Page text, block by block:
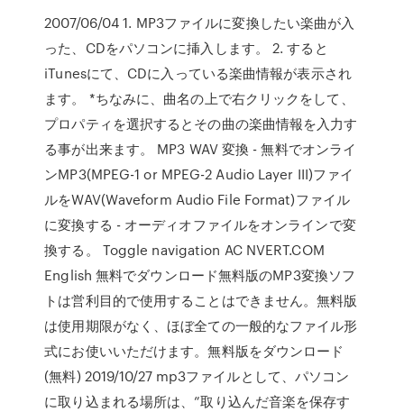
2007/06/04 1. MP3ファイルに変換したい楽曲が入
った、CDをパソコンに挿入します。 2. すると
iTunesにて、CDに入っている楽曲情報が表示され
ます。 *ちなみに、曲名の上で右クリックをして、
プロパティを選択するとその曲の楽曲情報を入力す
る事が出来ます。 MP3 WAV 変換 - 無料でオンライ
ンMP3(MPEG-1 or MPEG-2 Audio Layer III)ファイ
ルをWAV(Waveform Audio File Format)ファイル
に変換する - オーディオファイルをオンラインで変
換する。 Toggle navigation AC NVERT.COM
English 無料でダウンロード無料版のMP3変換ソフ
トは営利目的で使用することはできません。無料版
は使用期限がなく、ほぼ全ての一般的なファイル形
式にお使いいただけます。無料版をダウンロード
(無料) 2019/10/27 mp3ファイルとして、パソコン
に取り込まれる場所は、”取り込んだ音楽を保存す